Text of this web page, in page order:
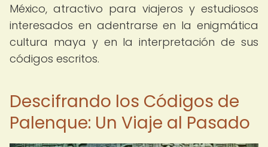
México, atractivo para viajeros y estudiosos
interesados en adentrarse en la enigmática
cultura maya y en la interpretación de sus
códigos escritos.
Descifrando los Códigos de
Palenque: Un Viaje al Pasado